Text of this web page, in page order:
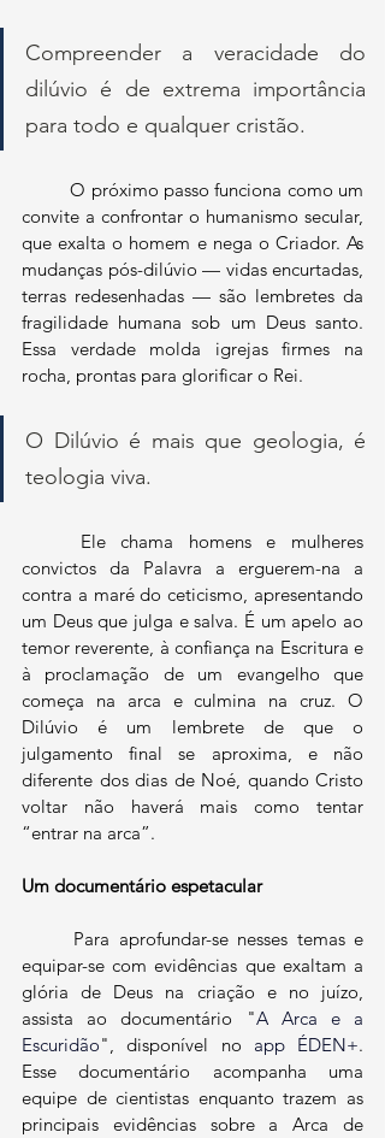
Compreender a veracidade do
dilúvio é de extrema importância
para todo e qualquer cristão.
	O próximo passo funciona como um
convite a confrontar o humanismo secular,
que exalta o homem e nega o Criador. As
mudanças pós-dilúvio — vidas encurtadas,
terras redesenhadas — são lembretes da
fragilidade humana sob um Deus santo.
Essa verdade molda igrejas firmes na
rocha, prontas para glorificar o Rei.
O Dilúvio é mais que geologia, é
teologia viva.
convictos da Palavra a erguerem-na a
contra a maré do ceticismo, apresentando
um Deus que julga e salva. É um apelo ao
temor reverente, à confiança na Escritura e
à proclamação de um evangelho que
começa na arca e culmina na cruz. O
Dilúvio é um lembrete de que o
julgamento final se aproxima, e não
diferente dos dias de Noé, quando Cristo
voltar não haverá mais como tentar
“entrar na arca”.
Um documentário espetacular
equipar-se com evidências que exaltam a
glória de Deus na criação e no juízo,
assista ao documentário "A Arca e a
Escuridão", disponível no app ÉDEN+.
Esse documentário acompanha uma
equipe de cientistas enquanto trazem as
principais evidências sobre a Arca de